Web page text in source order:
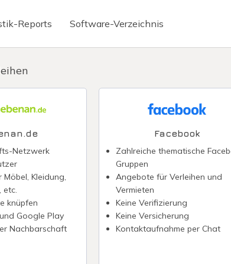
Reports Software-Verzeichnis
digitalisieren
Chatbot erstellen
WhatsApp Newsletter
Fintech-Banken
Präsentieren ohne
Netzwerk
Kleidung,
etc.
knüpfen
Google Play
Nachbarschaft
Facebook
Zahlreiche thematische
Gruppen
Angebote für Verleihen und
Vermieten
Keine Verifizierung
Keine Versicherung
Kontaktaufnahme per Chat